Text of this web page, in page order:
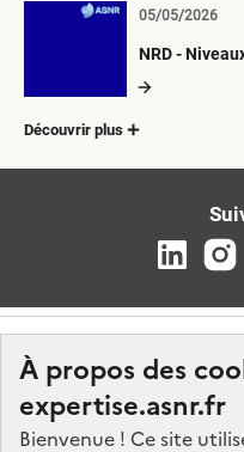
À propos des
expertise.asnr.fr
Bienvenue ! Ce site
NRD -
05/05/2026
Découvrir plus